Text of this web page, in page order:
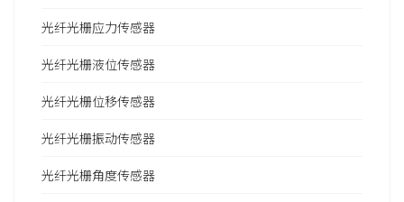
光纤光栅应力传感器
光纤光栅液位传感器
光纤光栅位移传感器
光纤光栅振动传感器
光纤光栅角度传感器